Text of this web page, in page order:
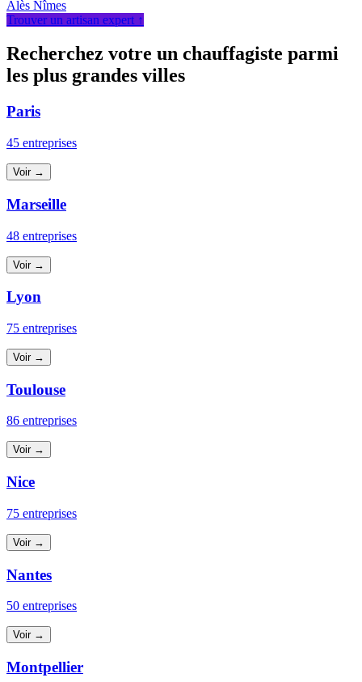
Alès Nîmes
Trouver un artisan expert ↑
Recherchez votre un chauffagiste parmi
les plus grandes villes
Paris
45 entreprises
Voir →
Marseille
48 entreprises
Voir →
Lyon
75 entreprises
Voir →
Toulouse
86 entreprises
Voir →
Nice
75 entreprises
Voir →
Nantes
50 entreprises
Voir →
Montpellier